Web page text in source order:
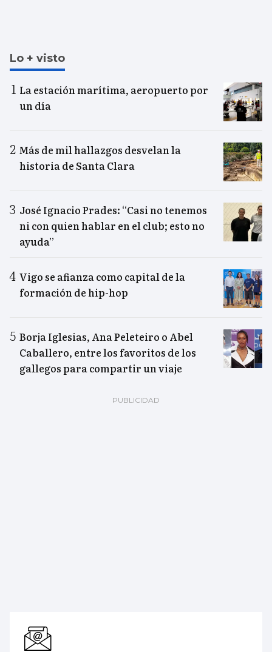
Lo + visto
La estación marítima, aeropuerto por
un día
Más de mil hallazgos desvelan la
historia de Santa Clara
José Ignacio Prades: “Casi no tenemos
ni con quien hablar en el club; esto no
ayuda”
Vigo se afianza como capital de la
formación de hip-hop
Borja Iglesias, Ana Peleteiro o Abel
Caballero, entre los favoritos de los
gallegos para compartir un viaje